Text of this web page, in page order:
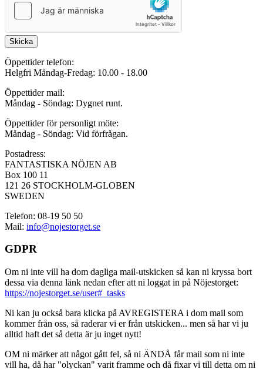
Skicka
Öppettider telefon:
Helgfri Måndag-Fredag: 10.00 - 18.00
Öppettider mail:
Måndag - Söndag: Dygnet runt.
Öppettider för personligt möte:
Måndag - Söndag: Vid förfrågan.
Postadress:
FANTASTISKA NÖJEN AB
Box 100 11
121 26 STOCKHOLM-GLOBEN
SWEDEN
Telefon: 08-19 50 50
Mail: info@nojestorget.se
GDPR
Om ni inte vill ha dom dagliga mail-utskicken så kan ni kryssa bort
dessa via denna länk nedan efter att ni loggat in på Nöjestorget:
https://nojestorget.se/user#_tasks
Ni kan ju också bara klicka på AVREGISTERA i dom mail som
kommer från oss, så raderar vi er från utskicken... men så har vi ju
alltid haft det så detta är ju inget nytt!
OM ni märker att något gått fel, så ni ÄNDÅ får mail som ni inte
vill ha, då har "olyckan" varit framme och då fixar vi till detta om ni